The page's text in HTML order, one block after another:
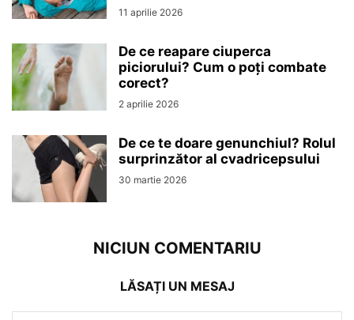
11 aprilie 2026
De ce reapare ciuperca
piciorului? Cum o poți combate
corect?
2 aprilie 2026
De ce te doare genunchiul? Rolul
surprinzător al cvadricepsului
30 martie 2026
NICIUN COMENTARIU
LĂSAȚI UN MESAJ